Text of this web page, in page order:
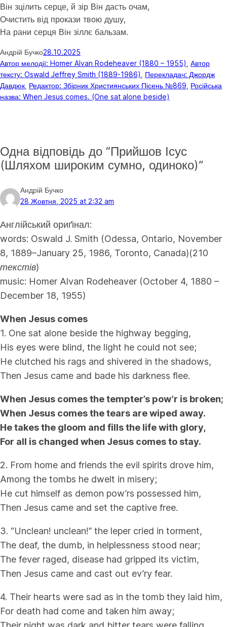
Він зцілить серце, й зір Він дасть очам,
Очистить від прокази твою душу,
На рани серця Він зіллє бальзам.
Андрій Бучко28.10.2025
Автор мелодії: Homer Alvan Rodeheaver (1880 – 1955) Автор
тексту: Oswald Jeffrey Smith (1889-1986)
Перекладач: Джордж
Давдюк Редактор: Збірник Християнських Пісень №869 Російська
назва: When Jesus comes. (One sat alone beside)
Одна відповідь до “Прийшов Ісус
(Шляхом широким сумно, одиноко)”
Андрій Бучко
28 Жовтня, 2025 at 2:32 am
Англійський ориґінал:
words: Oswald J. Smith (Odessa, Ontario, November
8, 1889–January 25, 1986, Toronto, Canada)(210
текстів)
music: Homer Alvan Rodeheaver (October 4, 1880 –
December 18, 1955)
When Jesus comes
1. One sat alone beside the highway begging,
His eyes were blind, the light he could not see;
He clutched his rags and shivered in the shadows,
Then Jesus came and bade his darkness flee.
When Jesus comes the tempter’s pow’r is broken;
When Jesus comes the tears are wiped away.
He takes the gloom and fills the life with glory,
For all is changed when Jesus comes to stay.
2. From home and friends the evil spirits drove him,
Among the tombs he dwelt in misery;
He cut himself as demon pow’rs possessed him,
Then Jesus came and set the captive free.
3. “Unclean! unclean!” the leper cried in torment,
The deaf, the dumb, in helplessness stood near;
The fever raged, disease had gripped its victim,
Then Jesus came and cast out ev’ry fear.
4. Their hearts were sad as in the tomb they laid him,
For death had come and taken him away;